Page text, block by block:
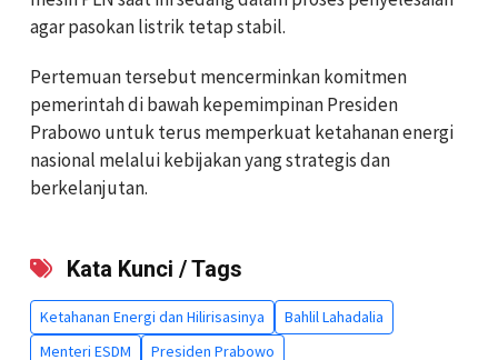
agar pasokan listrik tetap stabil.
Pertemuan tersebut mencerminkan komitmen
pemerintah di bawah kepemimpinan Presiden
Prabowo untuk terus memperkuat ketahanan energi
nasional melalui kebijakan yang strategis dan
berkelanjutan.
Kata Kunci / Tags
Ketahanan Energi dan Hilirisasinya
Bahlil Lahadalia
Menteri ESDM
Presiden Prabowo